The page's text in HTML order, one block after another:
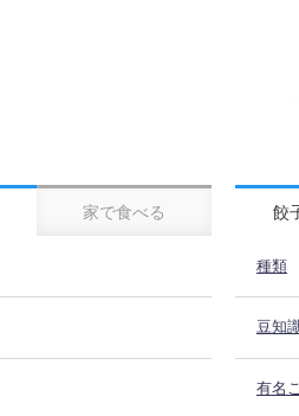
家で食べる 餃
種類
豆知
有名